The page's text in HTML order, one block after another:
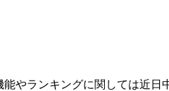
やランキングに関しては近日